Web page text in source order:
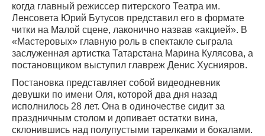
когда главный режиссер питерского Театра им.
Ленсовета Юрий Бутусов представил его в формате
читки на Малой сцене, лаконично назвав «акцией». В
«Мастеровых» главную роль в спектакле сыграла
заслуженная артистка Татарстана Марина Кулясова, а
постановщиком выступил главреж Денис Хуснияров.
Постановка представляет собой видеодневник
девушки по имени Оля, которой два дня назад
исполнилось 28 лет. Она в одиночестве сидит за
праздничным столом и допивает остатки вина,
склонившись над полупустыми тарелками и бокалами.